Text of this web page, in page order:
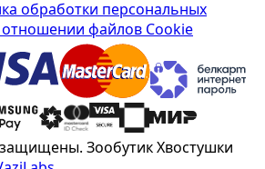
обработки персональных
файлов Cookie
Зообутик Хвостушки